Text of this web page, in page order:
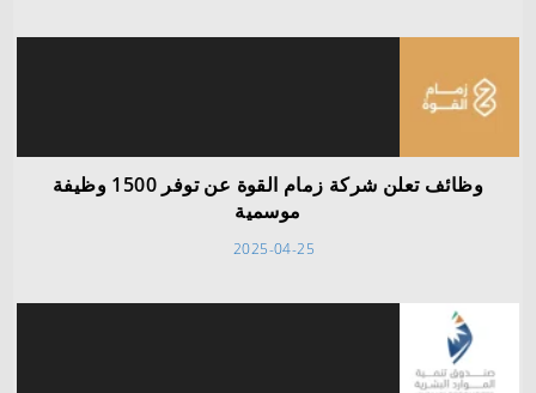
وظائف تعلن شركة زمام القوة عن توفر 1500 وظيفة
موسمية
2025-04-25